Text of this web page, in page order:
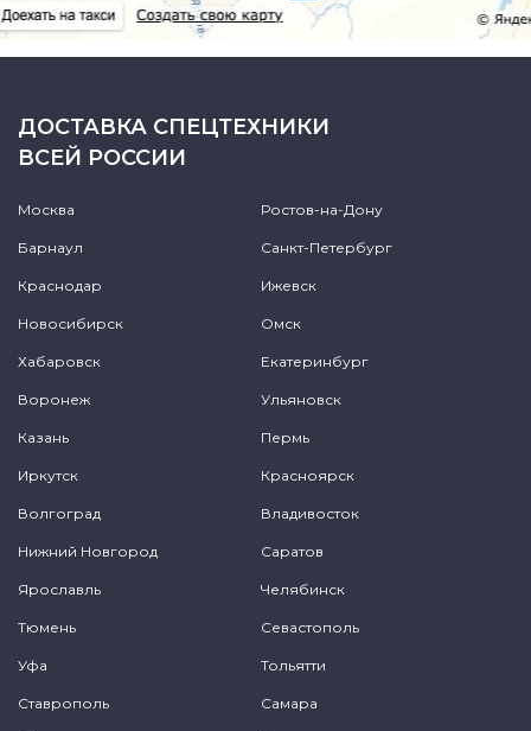
ДОСТАВКА СПЕЦТЕХНИКИ
ВСЕЙ РОССИИ
Москва Ростов-на-Дону
Барнаул Санкт-Петербург
Краснодар Ижевск
Новосибирск Омск
Хабаровск Екатеринбург
Воронеж Ульяновск
Казань Пермь
Иркутск Красноярск
Волгоград Владивосток
Нижний Новгород Саратов
Ярославль Челябинск
Тюмень Севастополь
Уфа Тольятти
Ставрополь Самара